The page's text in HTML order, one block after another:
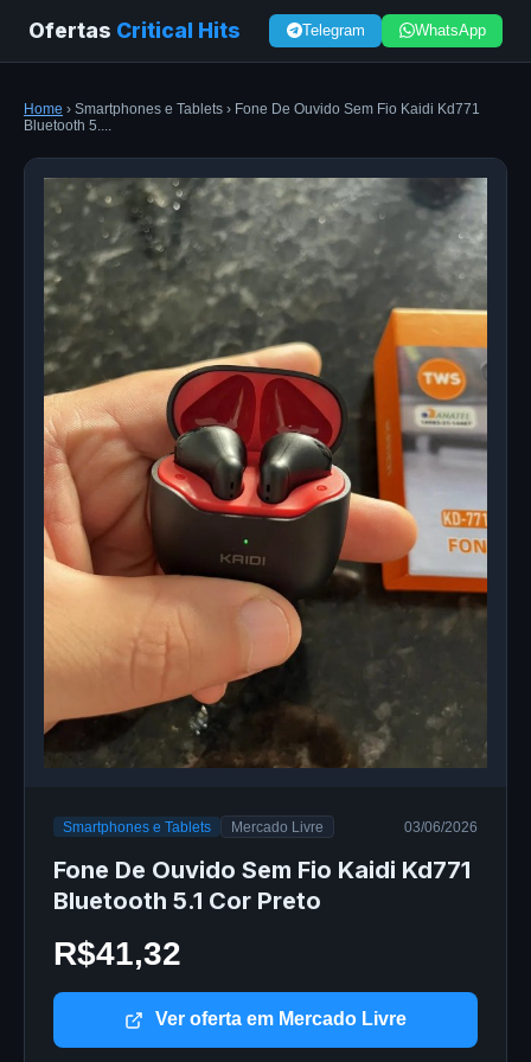
Ofertas Critical Hits Telegram WhatsApp
Home › Smartphones e Tablets › Fone De Ouvido Sem Fio Kaidi Kd771
Bluetooth 5....
Smartphones e Tablets Mercado Livre 03/06/2026
Fone De Ouvido Sem Fio Kaidi Kd771
Bluetooth 5.1 Cor Preto
R$41,32
Ver oferta em Mercado Livre